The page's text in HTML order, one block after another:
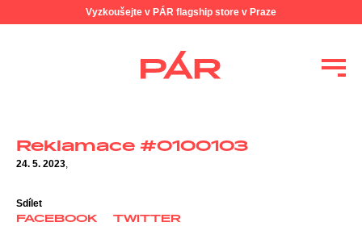
Vyzkoušejte v PÁR flagship store v Praze
Reklamace #0100103
24. 5. 2023,
Sdílet
FACEBOOK TWITTER